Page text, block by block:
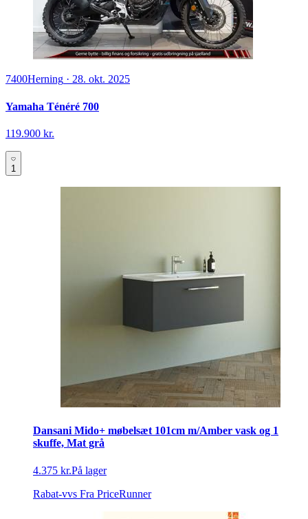
7400Herning · 28. okt. 2025
Yamaha Ténéré 700
119.900 kr.
1
Dansani Mido+ møbelsæt 101cm m/Amber vask og 1
skuffe, Mat grå
4.375 kr.På lager
Rabat-vvs Fra PriceRunner